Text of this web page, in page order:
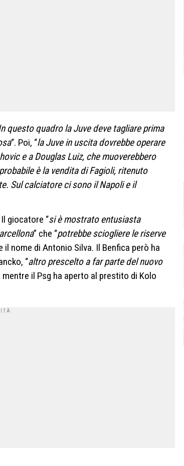
questo quadro la Juve deve tagliare prima
“. Poi, “la Juve in uscita dovrebbe operare
e a Douglas Luiz, che muoverebbero
è la vendita di Fagioli, ritenuto
Sul calciatore ci sono il Napoli e il
giocatore “si è mostrato entusiasta
” che “potrebbe sciogliere le riserve
il nome di Antonio Silva. Il Benfica però ha
“altro prescelto a far parte del nuovo
il Psg ha aperto al prestito di Kolo